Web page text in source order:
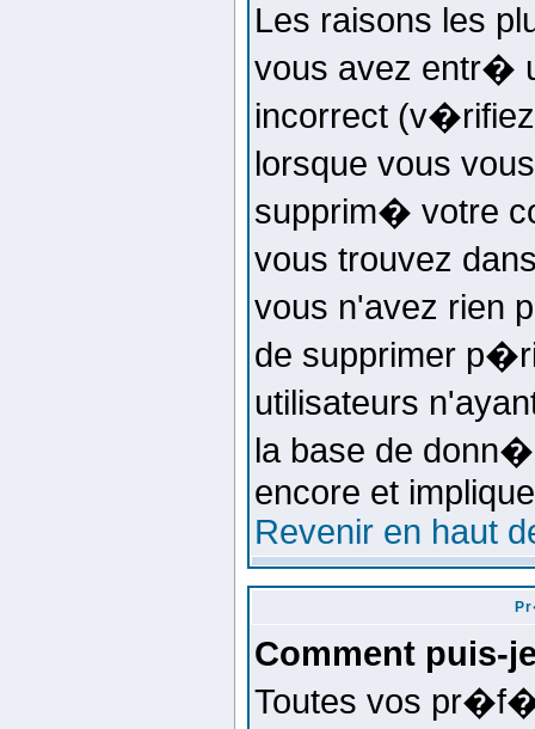
Les raisons les
vous avez entr�
incorrect
lorsque vous
supprim� votre
vous trouvez
vous n'avez rien
de supprimer
utilisateurs
la base de
encore et
Revenir en haut
Comment puis-
Toutes vos